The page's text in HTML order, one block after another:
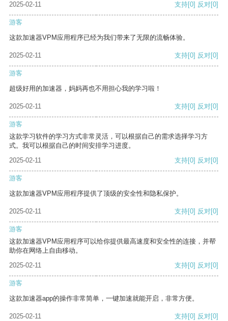
2025-02-11 支持[0] 反对[0]
游客
这款加速器VPM应用程序已经为我们带来了无限的流畅体验。
2025-02-11 支持[0] 反对[0]
游客
超级好用的加速器，妈妈再也不用担心我的学习啦！
2025-02-11 支持[0] 反对[0]
游客
这款学习软件的学习方式非常灵活，可以根据自己的需求选择学习方
式。我可以根据自己的时间安排学习进度。
2025-02-11
支持[0] 反对[0]
游客
这款加速器VPM应用程序提供了顶级的安全性和隐私保护。
2025-02-11 支持[0] 反对[0]
游客
这款加速器VPM应用程序可以给你提供最高速度和安全性的连接，并帮
助你在网络上自由移动。
2025-02-11
支持[0] 反对[0]
游客
这款加速器app的操作非常简单，一键加速就能开启，非常方便。
2025-02-11 支持[0] 反对[0]